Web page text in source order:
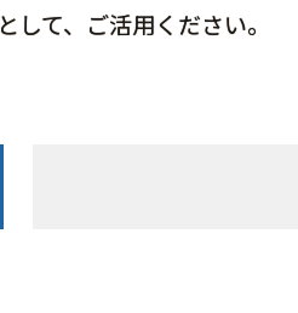
して、ご活用ください。